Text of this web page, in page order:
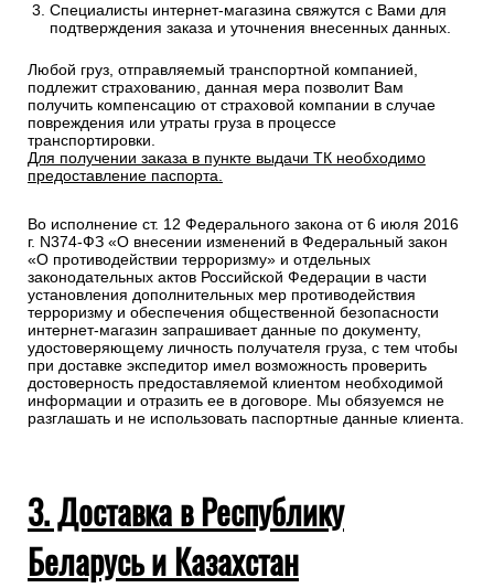
Специалисты интернет-магазина свяжутся с Вами для
подтверждения заказа и уточнения внесенных данных.
Любой груз, отправляемый транспортной компанией,
подлежит страхованию, данная мера позволит Вам
получить компенсацию от страховой компании в случае
повреждения или утраты груза в процессе
транспортировки.
Для получении заказа в пункте выдачи ТК необходимо
предоставление паспорта.
Во исполнение ст. 12 Федерального закона от 6 июля 2016
г. N374-ФЗ «О внесении изменений в Федеральный закон
«О противодействии терроризму» и отдельных
законодательных актов Российской Федерации в части
установления дополнительных мер противодействия
терроризму и обеспечения общественной безопасности
интернет-магазин запрашивает данные по документу,
удостоверяющему личность получателя груза, с тем чтобы
при доставке экспедитор имел возможность проверить
достоверность предоставляемой клиентом необходимой
информации и отразить ее в договоре. Мы обязуемся не
разглашать и не использовать паспортные данные клиента.
3. Доставка в Республику
Беларусь и Казахстан